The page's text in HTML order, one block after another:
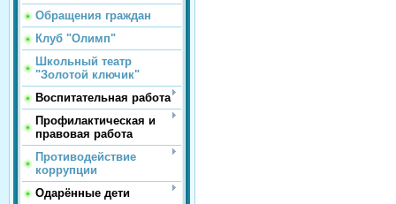
Обращения граждан
Клуб "Олимп"
Школьный театр
"Золотой ключик"
Воспитательная работа
Профилактическая и
правовая работа
Противодействие
коррупции
Одарённые дети